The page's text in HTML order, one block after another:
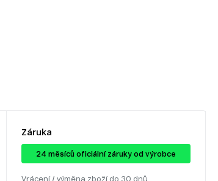
Záruka
24 ​​​​měsíců oficiální záruky od výrobce
Vrácení / výměna zboží do 30 dnů